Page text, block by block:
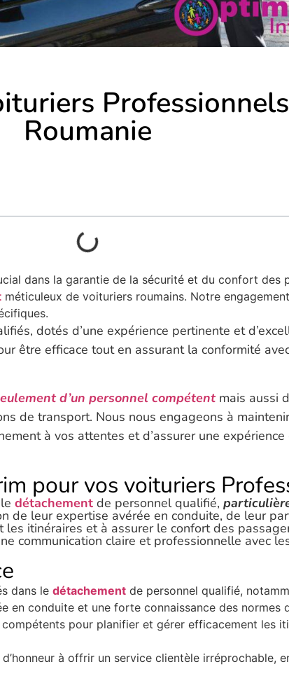
Roumanie
dans la garantie de la sécurité et du confort des
méticuleux de voituriers roumains. Notre
dotés d’une expérience pertinente et
être efficace tout en assurant la conformité
d’un personnel compétentmais aussi
de transport. Nous nous engageons à
à vos attentes et d’assurer une
pour vos voituriers
détachement de personnel qualifié,
de leur expertise avérée en conduite, de leur
itinéraires et à assurer le confort des
communication claire et professionnelle avec
dans le détachement de personnel qualifié,
en conduite et une forte connaissance des normes
pour planifier et gérer efficacement les
à offrir un service clientèle irréprochable,